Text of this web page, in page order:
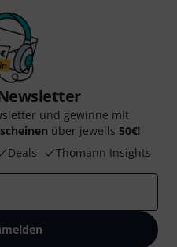
und gewinne mit
über jeweils 50€!
Deals Thomann Insights